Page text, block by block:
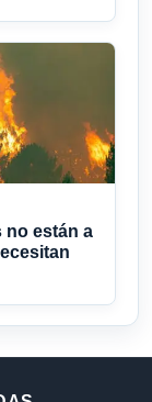
no están a